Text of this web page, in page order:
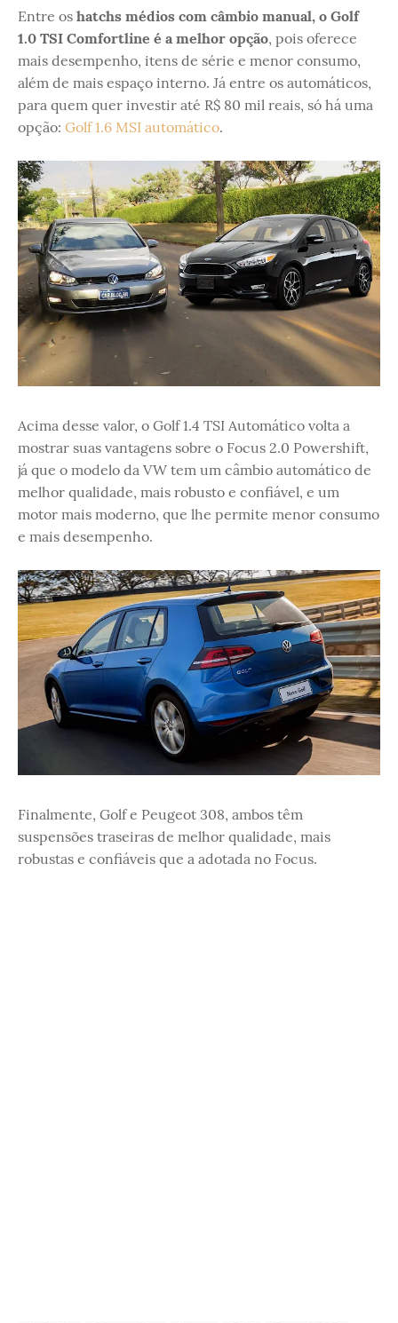
Entre os hatchs médios com câmbio manual, o Golf
1.0 TSI Comfortline é a melhor opção, pois oferece
mais desempenho, itens de série e menor consumo,
além de mais espaço interno. Já entre os automáticos,
para quem quer investir até R$ 80 mil reais, só há uma
opção: Golf 1.6 MSI automático.
Acima desse valor, o Golf 1.4 TSI Automático volta a
mostrar suas vantagens sobre o Focus 2.0 Powershift,
já que o modelo da VW tem um câmbio automático de
melhor qualidade, mais robusto e confiável, e um
motor mais moderno, que lhe permite menor consumo
e mais desempenho.
Finalmente, Golf e Peugeot 308, ambos têm
suspensões traseiras de melhor qualidade, mais
robustas e confiáveis que a adotada no Focus.